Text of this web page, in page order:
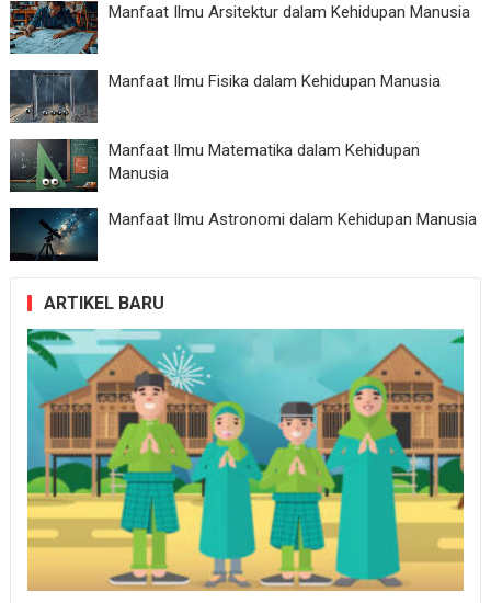
Manfaat Ilmu Arsitektur dalam Kehidupan Manusia
Manfaat Ilmu Fisika dalam Kehidupan Manusia
Manfaat Ilmu Matematika dalam Kehidupan
Manusia
Manfaat Ilmu Astronomi dalam Kehidupan Manusia
ARTIKEL BARU